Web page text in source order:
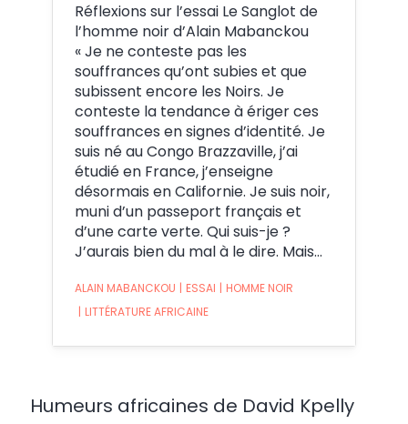
Réflexions sur l’essai Le Sanglot de
l’homme noir d’Alain Mabanckou
« Je ne conteste pas les
souffrances qu’ont subies et que
subissent encore les Noirs. Je
conteste la tendance à ériger ces
souffrances en signes d’identité. Je
suis né au Congo Brazzaville, j’ai
étudié en France, j’enseigne
désormais en Californie. Je suis noir,
muni d’un passeport français et
d’une carte verte. Qui suis-je ?
J’aurais bien du mal à le dire. Mais…
ALAIN MABANCKOU | ESSAI | HOMME NOIR
| LITTÉRATURE AFRICAINE
Humeurs africaines de David Kpelly